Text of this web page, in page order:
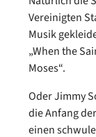
Vereinigten
Musik
„When the
Moses“.
Oder Jimmy
die Anfang
einen